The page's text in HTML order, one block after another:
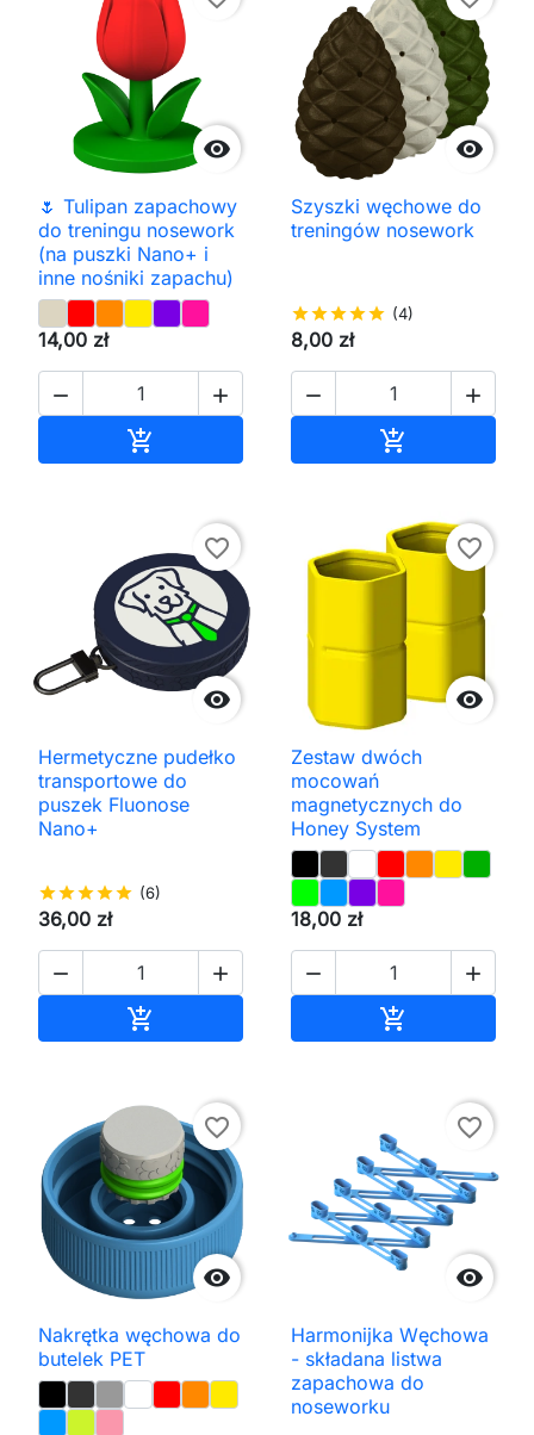

🌷 Tulipan zapachowy
do treningu nosework
(na puszki Nano+ i
inne nośniki zapachu)
14,00 zł
 


Szyszki węchowe do
treningów nosework
starstarstarstarstar (4)
8,00 zł
 


favorite_border
Hermetyczne pudełko
transportowe do
puszek Fluonose
Nano+
starstarstarstarstar (6)
36,00 zł
 


favorite_border
Zestaw dwóch
mocowań
magnetycznych do
Honey System
18,00 zł
 


favorite_border
Nakrętka węchowa do
butelek PET

favorite_border
Harmonijka Węchowa
- składana listwa
zapachowa do
noseworku